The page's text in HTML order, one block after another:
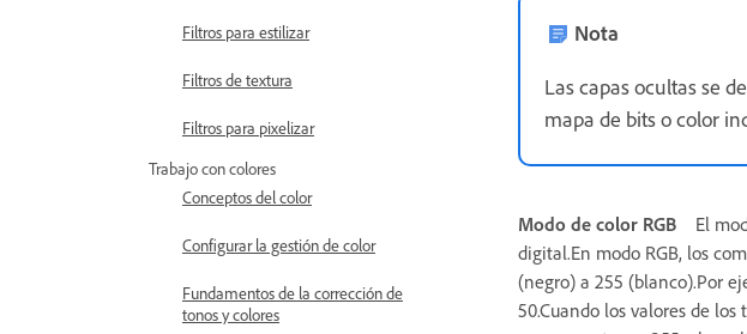
Filtros para estilizar
Filtros de textura
Filtros para pixelizar
Trabajo con colores
Conceptos del color
Configurar la gestión de color
Fundamentos de la corrección de
tonos y colores
Nota
Las capas ocultas se
mapa de bits o color
Modo de color RGB
El
digital.En modo RGB, los
(negro) a 255 (blanco).Por
50.Cuando los valores de